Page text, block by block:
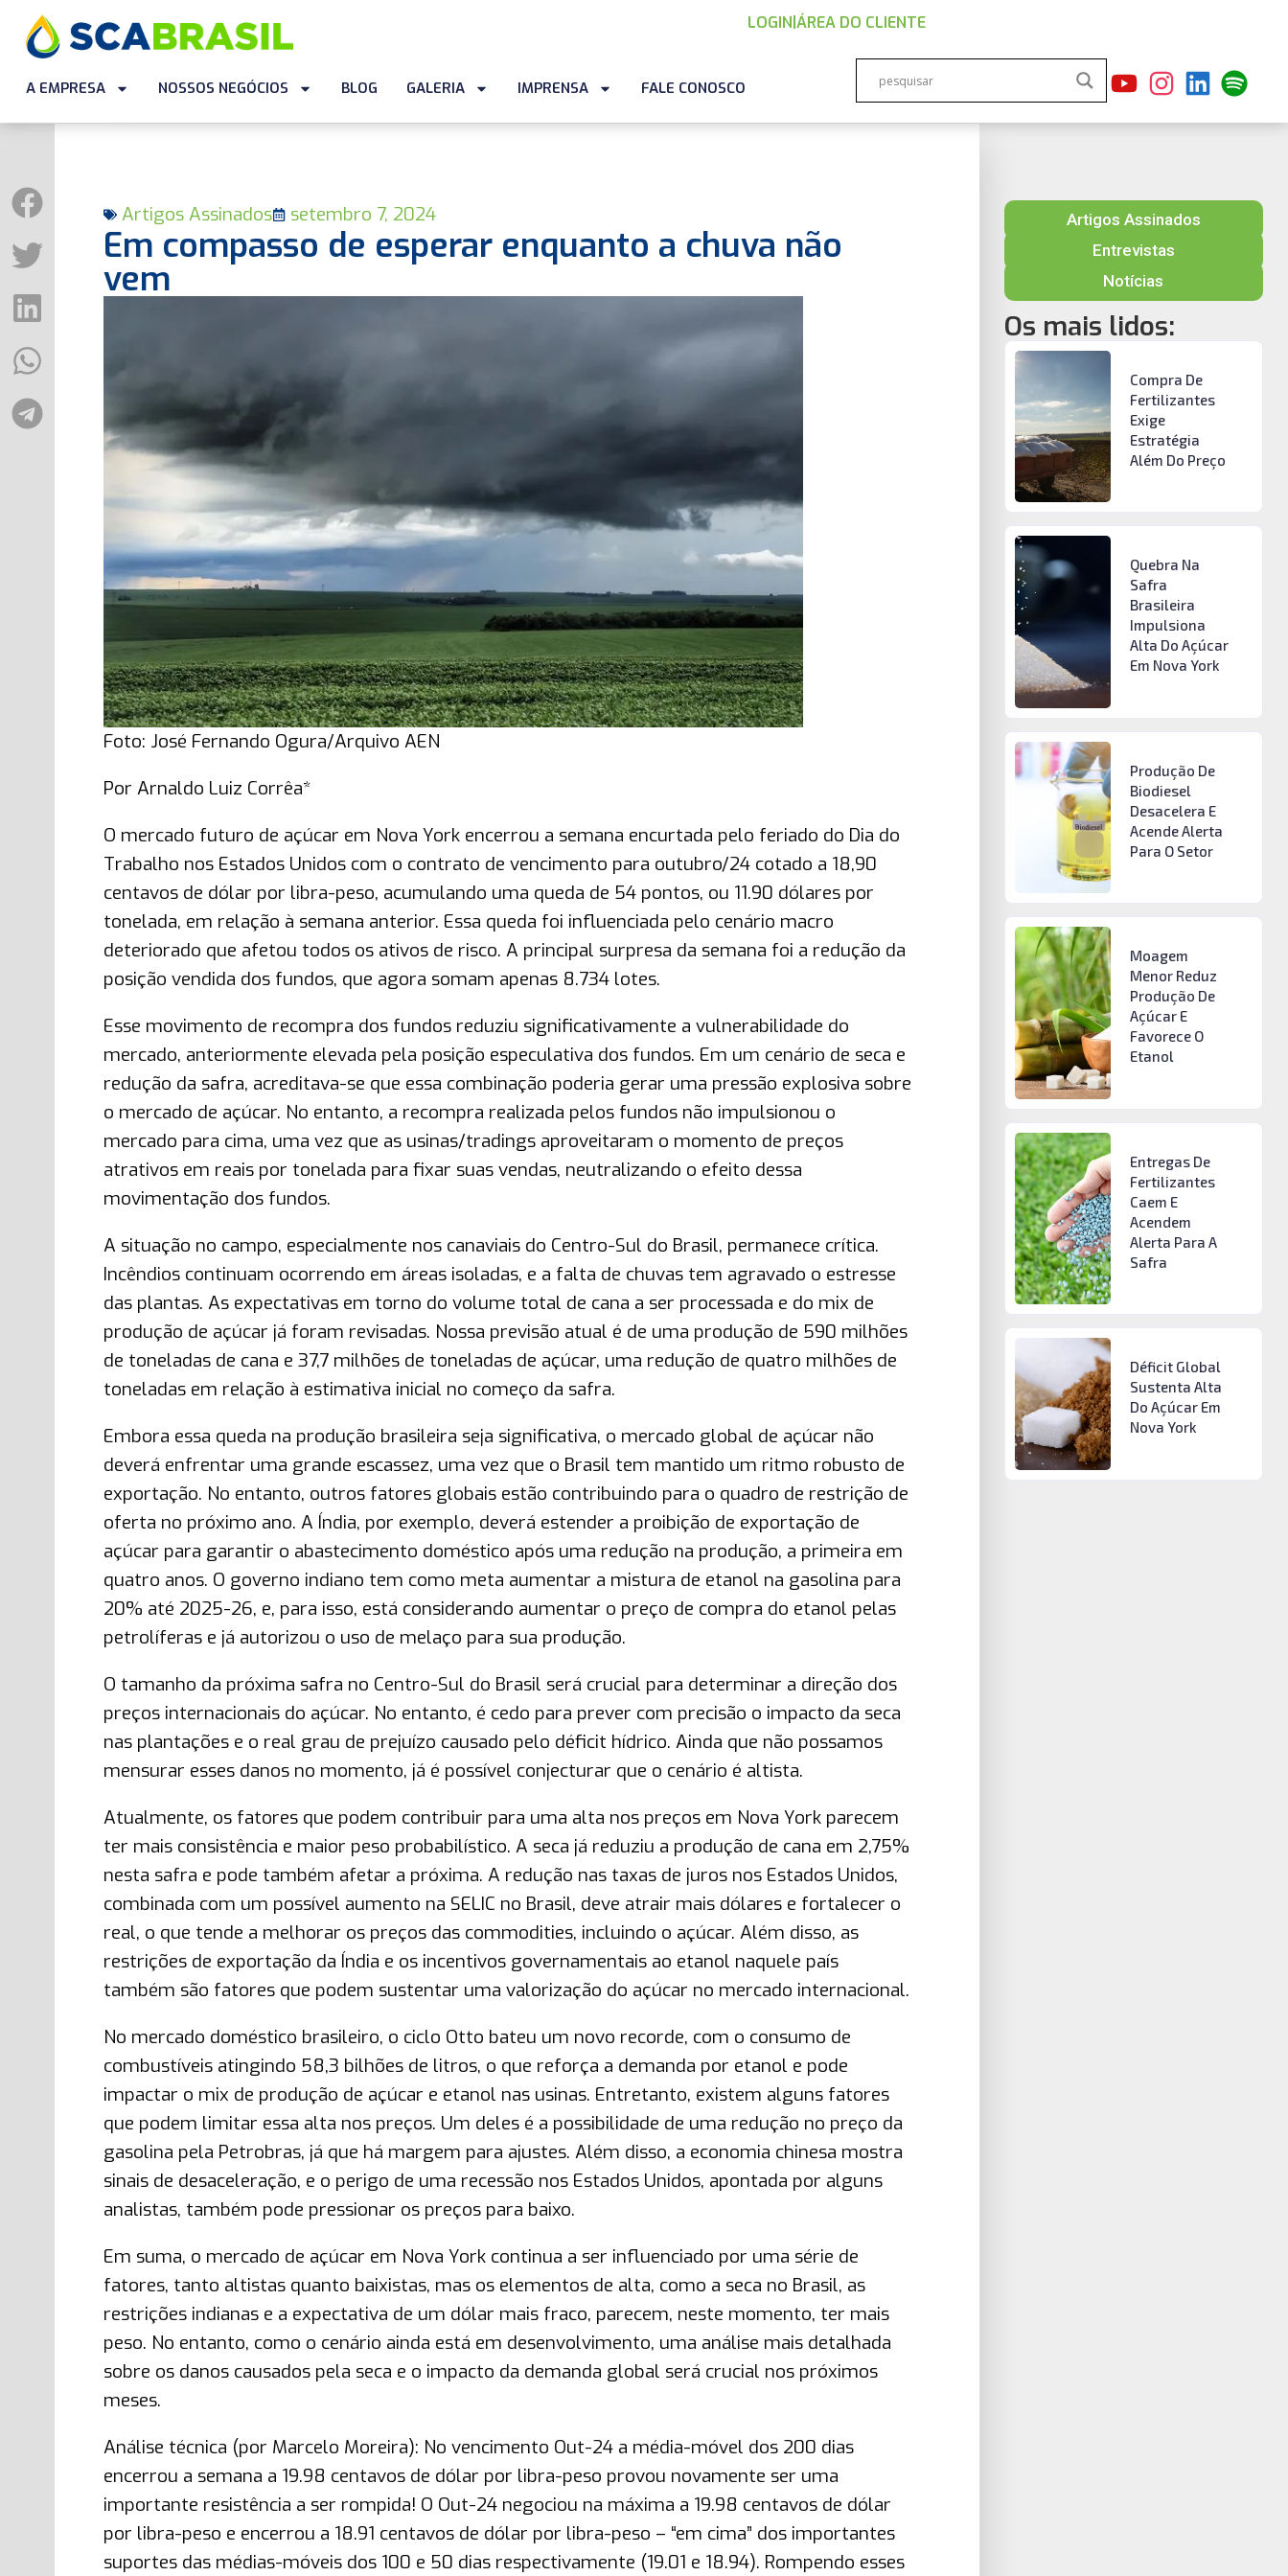
LOGIN |ÁREA DO CLIENTE
A EMPRESA NOSSOS NEGÓCIOS BLOG GALERIA IMPRENSA FALE CONOSCO
Artigos Assinados setembro 7, 2024
Em compasso de esperar enquanto a chuva não
vem
Foto: José Fernando Ogura/Arquivo AEN
Por Arnaldo Luiz Corrêa*
O mercado futuro de açúcar em Nova York encerrou a semana encurtada pelo feriado do Dia do
Trabalho nos Estados Unidos com o contrato de vencimento para outubro/24 cotado a 18,90
centavos de dólar por libra-peso, acumulando uma queda de 54 pontos, ou 11.90 dólares por
tonelada, em relação à semana anterior. Essa queda foi influenciada pelo cenário macro
deteriorado que afetou todos os ativos de risco. A principal surpresa da semana foi a redução da
posição vendida dos fundos, que agora somam apenas 8.734 lotes.
Esse movimento de recompra dos fundos reduziu significativamente a vulnerabilidade do
mercado, anteriormente elevada pela posição especulativa dos fundos. Em um cenário de seca e
redução da safra, acreditava-se que essa combinação poderia gerar uma pressão explosiva sobre
o mercado de açúcar. No entanto, a recompra realizada pelos fundos não impulsionou o
mercado para cima, uma vez que as usinas/tradings aproveitaram o momento de preços
atrativos em reais por tonelada para fixar suas vendas, neutralizando o efeito dessa
movimentação dos fundos.
A situação no campo, especialmente nos canaviais do Centro-Sul do Brasil, permanece crítica.
Incêndios continuam ocorrendo em áreas isoladas, e a falta de chuvas tem agravado o estresse
das plantas. As expectativas em torno do volume total de cana a ser processada e do mix de
produção de açúcar já foram revisadas. Nossa previsão atual é de uma produção de 590 milhões
de toneladas de cana e 37,7 milhões de toneladas de açúcar, uma redução de quatro milhões de
toneladas em relação à estimativa inicial no começo da safra.
Embora essa queda na produção brasileira seja significativa, o mercado global de açúcar não
deverá enfrentar uma grande escassez, uma vez que o Brasil tem mantido um ritmo robusto de
exportação. No entanto, outros fatores globais estão contribuindo para o quadro de restrição de
oferta no próximo ano. A Índia, por exemplo, deverá estender a proibição de exportação de
açúcar para garantir o abastecimento doméstico após uma redução na produção, a primeira em
quatro anos. O governo indiano tem como meta aumentar a mistura de etanol na gasolina para
20% até 2025-26, e, para isso, está considerando aumentar o preço de compra do etanol pelas
petrolíferas e já autorizou o uso de melaço para sua produção.
O tamanho da próxima safra no Centro-Sul do Brasil será crucial para determinar a direção dos
preços internacionais do açúcar. No entanto, é cedo para prever com precisão o impacto da seca
nas plantações e o real grau de prejuízo causado pelo déficit hídrico. Ainda que não possamos
mensurar esses danos no momento, já é possível conjecturar que o cenário é altista.
Atualmente, os fatores que podem contribuir para uma alta nos preços em Nova York parecem
ter mais consistência e maior peso probabilístico. A seca já reduziu a produção de cana em 2,75%
nesta safra e pode também afetar a próxima. A redução nas taxas de juros nos Estados Unidos,
combinada com um possível aumento na SELIC no Brasil, deve atrair mais dólares e fortalecer o
real, o que tende a melhorar os preços das commodities, incluindo o açúcar. Além disso, as
restrições de exportação da Índia e os incentivos governamentais ao etanol naquele país
também são fatores que podem sustentar uma valorização do açúcar no mercado internacional.
No mercado doméstico brasileiro, o ciclo Otto bateu um novo recorde, com o consumo de
combustíveis atingindo 58,3 bilhões de litros, o que reforça a demanda por etanol e pode
impactar o mix de produção de açúcar e etanol nas usinas. Entretanto, existem alguns fatores
que podem limitar essa alta nos preços. Um deles é a possibilidade de uma redução no preço da
gasolina pela Petrobras, já que há margem para ajustes. Além disso, a economia chinesa mostra
sinais de desaceleração, e o perigo de uma recessão nos Estados Unidos, apontada por alguns
analistas, também pode pressionar os preços para baixo.
Em suma, o mercado de açúcar em Nova York continua a ser influenciado por uma série de
fatores, tanto altistas quanto baixistas, mas os elementos de alta, como a seca no Brasil, as
restrições indianas e a expectativa de um dólar mais fraco, parecem, neste momento, ter mais
peso. No entanto, como o cenário ainda está em desenvolvimento, uma análise mais detalhada
sobre os danos causados pela seca e o impacto da demanda global será crucial nos próximos
meses.
Análise técnica (por Marcelo Moreira): No vencimento Out-24 a média-móvel dos 200 dias
encerrou a semana a 19.98 centavos de dólar por libra-peso provou novamente ser uma
importante resistência a ser rompida! O Out-24 negociou na máxima a 19.98 centavos de dólar
por libra-peso e encerrou a 18.91 centavos de dólar por libra-peso – “em cima” dos importantes
suportes das médias-móveis dos 100 e 50 dias respectivamente (19.01 e 18.94). Rompendo esses
Artigos Assinados
Entrevistas
Notícias
Os mais lidos:
Compra De
Fertilizantes
Exige
Estratégia
Além Do Preço
Quebra Na
Safra
Brasileira
Impulsiona
Alta Do Açúcar
Em Nova York
Produção De
Biodiesel
Desacelera E
Acende Alerta
Para O Setor
Moagem
Menor Reduz
Produção De
Açúcar E
Favorece O
Etanol
Entregas De
Fertilizantes
Caem E
Acendem
Alerta Para A
Safra
Déficit Global
Sustenta Alta
Do Açúcar Em
Nova York